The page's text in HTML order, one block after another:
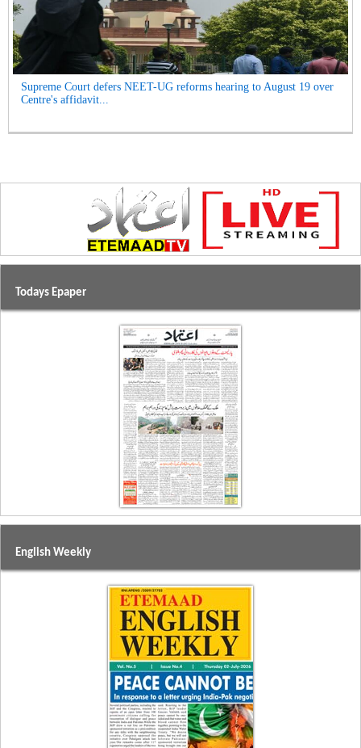
Supreme Court defers NEET-UG reforms hearing to August 19 over
Centre's affidavit...
Todays Epaper
English Weekly